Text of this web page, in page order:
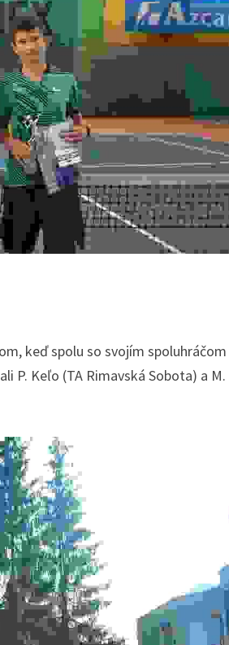
keď spolu so svojím spoluhráčom
P. Keľo (TA Rimavská Sobota) a M.